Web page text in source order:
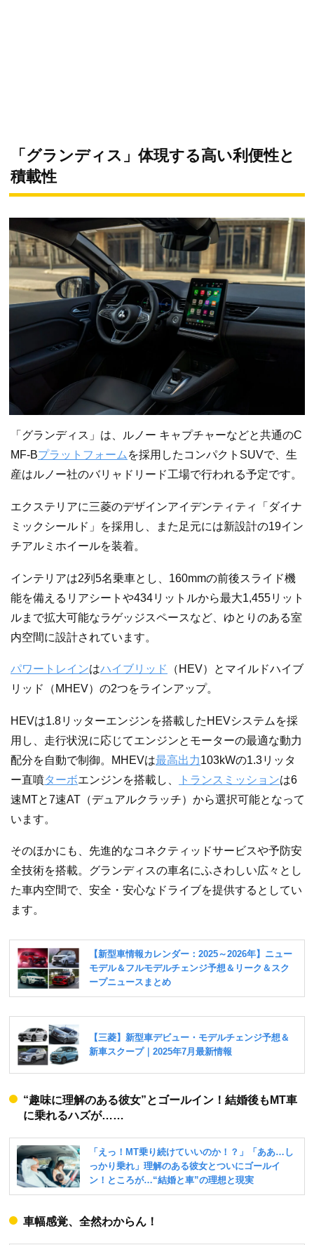
「グランディス」体現する高い利便性と
積載性
「グランディス」は、ルノー キャプチャーなどと共通のC
MF-Bプラットフォームを採用したコンパクトSUVで、生
産はルノー社のバリャドリード工場で行われる予定です。
エクステリアに三菱のデザインアイデンティティ「ダイナ
ミックシールド」を採用し、また足元には新設計の19イン
チアルミホイールを装着。
インテリアは2列5名乗車とし、160mmの前後スライド機
能を備えるリアシートや434リットルから最大1,455リット
ルまで拡大可能なラゲッジスペースなど、ゆとりのある室
内空間に設計されています。
パワートレインはハイブリッド
（HEV）とマイルドハイブ
リッド（MHEV）の2つをラインアップ。
HEVは1.8リッターエンジンを搭載したHEVシステムを採
用し、走行状況に応じてエンジンとモーターの最適な動力
配分を自動で制御。MHEVは最高出力103kWの1.3リッタ
ー直噴ターボエンジンを搭載し、 トランスミッションは6
速MTと7速AT（デュアルクラッチ）から選択可能となって
います。
そのほかにも、先進的なコネクティッドサービスや予防安
全技術を搭載。グランディスの車名にふさわしい広々とし
た車内空間で、安全・安心なドライブを提供するとしてい
ます。
“趣味に理解のある彼女”とゴールイン！結婚後もMT車
に乗れるハズが……
車幅感覚、全然わからん！